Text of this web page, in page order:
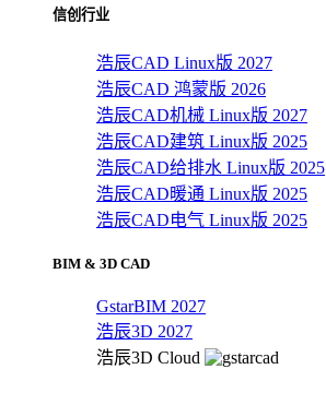
信创行业
浩辰CAD Linux版 2027
浩辰CAD 鸿蒙版 2026
浩辰CAD机械 Linux版 2027
浩辰CAD建筑 Linux版 2025
浩辰CAD给排水 Linux版 2025
浩辰CAD暖通 Linux版 2025
浩辰CAD电气 Linux版 2025
BIM & 3D CAD
GstarBIM 2027
浩辰3D 2027
浩辰3D Cloud